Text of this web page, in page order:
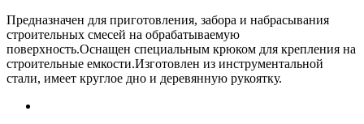
Предназначен для приготовления, забора и набрасывания
строительных смесей на обрабатываемую
поверхность.Оснащен специальным крюком для крепления на
строительные емкости.Изготовлен из инструментальной
стали, имеет круглое дно и деревянную рукоятку.